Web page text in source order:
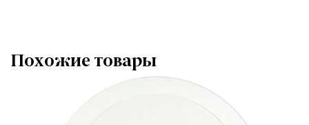
Похожие товары